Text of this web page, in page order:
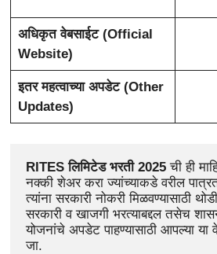
अधिकृत वेबसाईट (Official
Website)
इतर महत्वाच्या अपडेट (Other
Updates)
RITES लिमिटेड भरती 2025 ची ही
नक्की शेअर करा ज्यांच्याकडे वरील
त्यांना सरकारी नोकरी मिळवण्यासाठी
सरकारी व खाजगी भरत्याबद्दल तसेच
योजनांचे अपडेट पाहण्यासाठी आपल्या
जा.